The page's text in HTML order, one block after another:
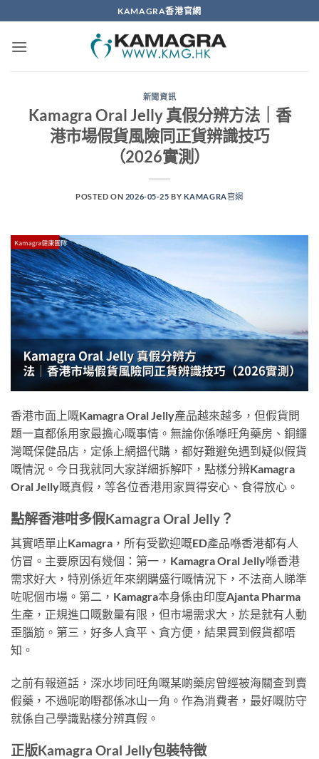
to
content
KAMAGRA香港官網
新聞資訊
Kamagra Oral Jelly 真假分辨方法｜香
港市場假貨風險同正貨辨識技巧
（2026實測）
POSTED ON 2026-05-25 BY KAMAGRA官網
香港市面上嘅Kamagra Oral Jelly產品越來越多，但假貨問
題一直都係用家最擔心嘅事情。無論你係喺旺角藥房、銅鑼
灣嘅保健品店，定係上網搵代購，都好難避免遇到疑似假貨
嘅情況。今日我就同大家詳細拆解吓，點樣分辨Kamagra
Oral Jelly嘅真假，等各位香港用家買得安心、食得放心。
點解香港咁多假Kamagra Oral Jelly？
其實唔單止Kamagra，所有受歡迎嘅ED產品喺香港都有人
仿冒。主要原因有幾個：第一，Kamagra Oral Jelly喺香港
需求好大，特別係近年來網購盛行嘅情況下，不法商人睇準
咗呢個市場。第二，Kamagra本身係由印度Ajanta Pharma
生產，正規進口嘅數量有限，但市場需求大，於是就有人動
歪腦筋。第三，好多人貪平、貪方便，結果買到假貨都唔
知。
之前有報道話，深水埗同旺角嘅某啲藥房曾經被海關查到賣
假藥，不過呢啲嘢都係冰山一角。作為消費者，最好嘅防守
就係自己學識點樣分辨真假。
正版Kamagra Oral Jelly包裝特徵